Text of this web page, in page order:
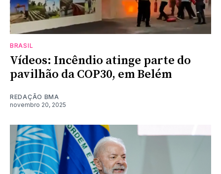
BRASIL
Vídeos: Incêndio atinge parte do
pavilhão da COP30, em Belém
REDAÇÃO BMA
novembro 20, 2025